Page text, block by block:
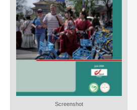
Screenshot